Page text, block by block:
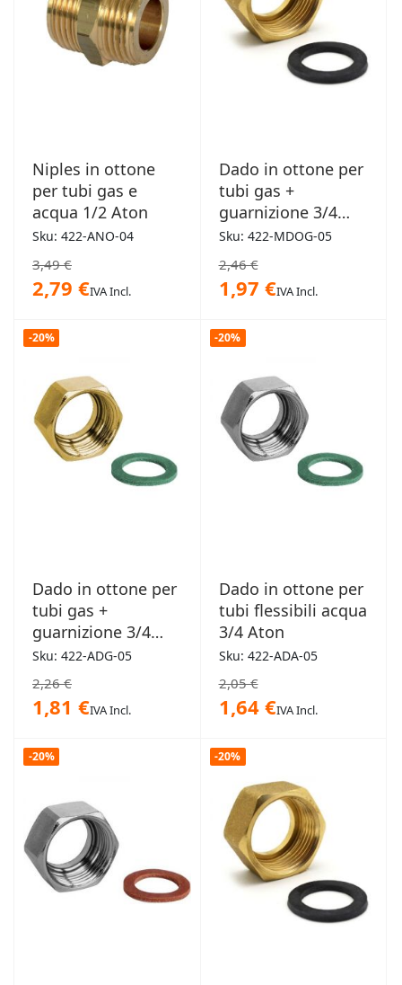
Niples in ottone
per tubi gas e
acqua 1/2 Aton
Sku: 422-ANO-04
3,49 €
2,79 €IVA Incl.
Dado in ottone per
tubi gas +
guarnizione 3/4
Maral
Sku: 422-MDOG-05
2,46 €
1,97 €IVA Incl.
-20%
Dado in ottone per
tubi gas +
guarnizione 3/4
Aton
Sku: 422-ADG-05
2,26 €
1,81 €IVA Incl.
-20%
Dado in ottone per
tubi flessibili acqua
3/4 Aton
Sku: 422-ADA-05
2,05 €
1,64 €IVA Incl.
-20% -20%